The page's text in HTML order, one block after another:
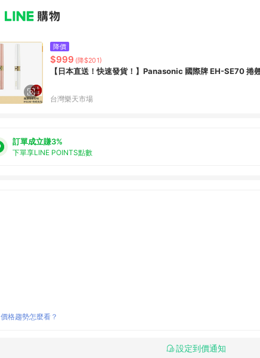
降價
$999 (降$201)
【日本直送！快速發貨！】Panasonic 國際牌 EH-SE70 捲
台灣樂天市場
訂單成立賺3%
下單享LINE POINTS點數
價格趨勢怎麼看？
設定到價通知